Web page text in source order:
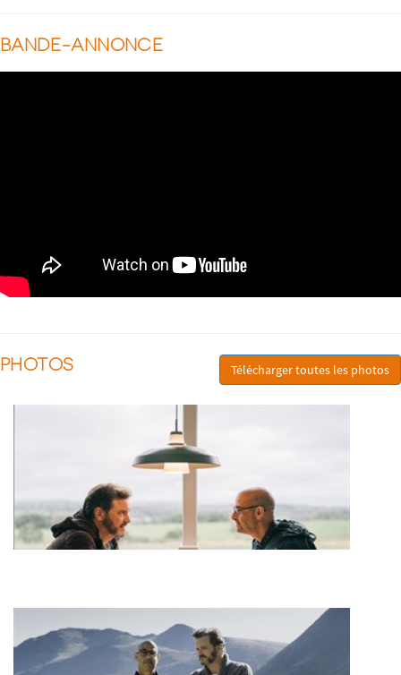
BANDE-ANNONCE
PHOTOS Télécharger toutes les photos